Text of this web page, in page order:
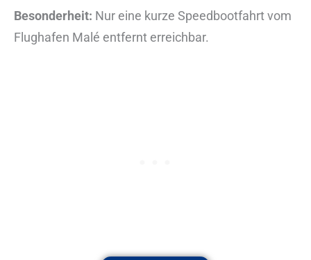
Besonderheit: Nur eine kurze Speedbootfahrt vom
Flughafen Malé entfernt erreichbar.